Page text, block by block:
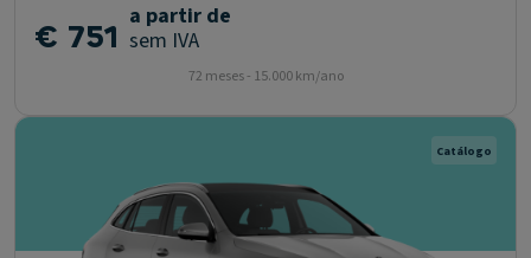
€ 751 a partir de
sem IVA
72 meses - 15.000 km/ano
Catálogo